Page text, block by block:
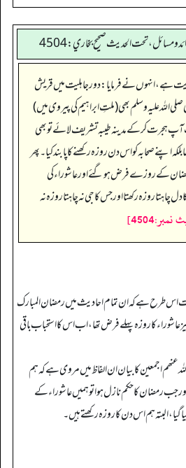
و مسائل، تحت الحديث صحيح بخاري:4504
ہے، انہوں نے فرمایا: دور جاہلیت میں قریش
اللہ علیہ وسلم بھی (ملتِ ابراہیم کی پیروی میں)
ہجرت کر کے مدینہ طیبہ تشریف لائے تو بھی
اپنے صحابہ کو اس دن روزہ رکھنے کا پابند کیا۔ پھر
کے روزے فرض ہو گئے اور عاشوراء کی
روزہ رکھتا اور جس کا جی نہ چاہتا روزہ نہ
اس طرح ہے کہ ان تمام احادیث میں رمضان المبارک
کا روزہ پہلے فرض تھا، اب اس کا استحباب باقی
عنھم اجمعین کا بیان ان الفاظ میں مروی ہے کہ ہم
جب رمضان کا حکم نازل ہوا تو ہمیں عاشوراء کے
گیا، البتہ ہم اس دن کا روزہ رکھتے ہیں۔